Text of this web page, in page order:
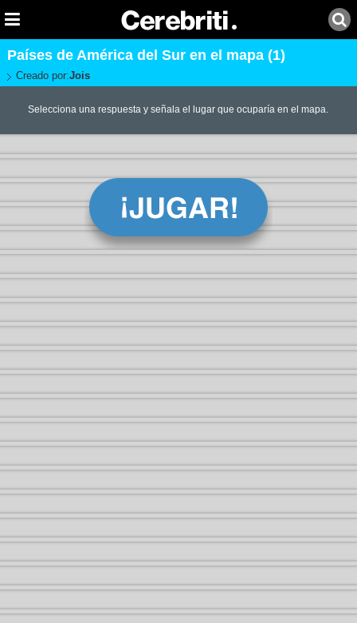
Países de América del Sur en el mapa (1)
Creado por:Jois
Selecciona una respuesta y señala el lugar que ocuparía en el mapa.